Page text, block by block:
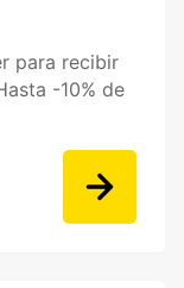
para recibir
-10% de